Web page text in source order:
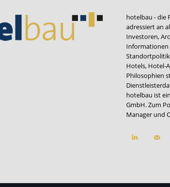
hotelbau - die
adressiert an
Investoren,
Hotels, Hotel-
Philosophien
hotelbau ist
GmbH. Zum
Manager und